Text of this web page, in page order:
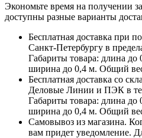
Экономьте время на получении
доступны разные варианты
Бесплатная доставка при
Санкт-Петербургу в
Габариты товара: длина до
ширина до 0,4 м. Общий
Бесплатная доставка со
Деловые Линии и ПЭК в
Габариты товара: длина до
ширина до 0,4 м. Общий
Самовывоз из магазина.
вам придет уведомление.